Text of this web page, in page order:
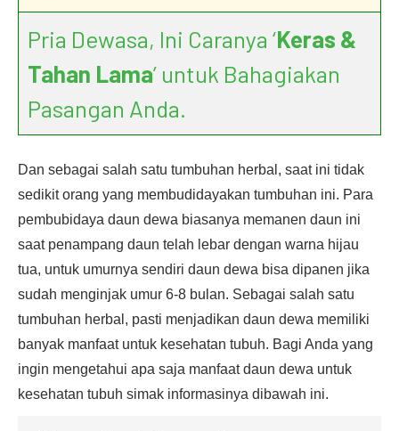
Pria Dewasa, Ini Caranya ‘Keras &
Tahan Lama’ untuk Bahagiakan
Pasangan Anda.
Dan sebagai salah satu tumbuhan herbal, saat ini tidak
sedikit orang yang membudidayakan tumbuhan ini. Para
pembubidaya daun dewa biasanya memanen daun ini
saat penampang daun telah lebar dengan warna hijau
tua, untuk umurnya sendiri daun dewa bisa dipanen jika
sudah menginjak umur 6-8 bulan. Sebagai salah satu
tumbuhan herbal, pasti menjadikan daun dewa memiliki
banyak manfaat untuk kesehatan tubuh. Bagi Anda yang
ingin mengetahui apa saja manfaat daun dewa untuk
kesehatan tubuh simak informasinya dibawah ini.